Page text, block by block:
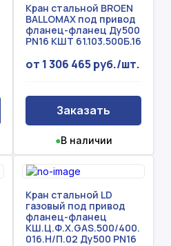
Кран стальной BROEN
BALLOMAX под привод
фланец-фланец Ду500
PN16 КШТ 61.103.500Б.16
от 1 306 465 руб./шт.
Заказать
●В наличии
Кран стальной LD
газовый под привод
фланец-фланец
КШ.Ц.Ф.Х.GAS.500/400.
016.Н/П.02 Ду500 PN16